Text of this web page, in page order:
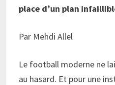
place d’un plan
Par Mehdi Allel
Le football moderne ne
au hasard. Et pour une